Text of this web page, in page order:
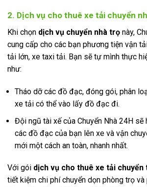
2. Dịch vụ cho thuê xe tải chuyển
Khi chọn dịch vụ chuyển nhà trọ này,
cung cấp cho các bạn phương tiện vận
tải lớn, xe taxi tải. Bạn sẽ tự mình thực
như:
Tháo dỡ các đồ đạc, đóng gói, phân
xe tải có thể vào lấy đồ đạc đi.
Đội ngũ tài xế của Chuyển Nhà 24H
các đồ đạc của bạn lên xe và vận
mới một cách an toàn, nhanh nhất.
Với gói dịch vụ cho thuê xe tải chuyển
tiết kiệm chi phí chuyển dọn phòng trọ